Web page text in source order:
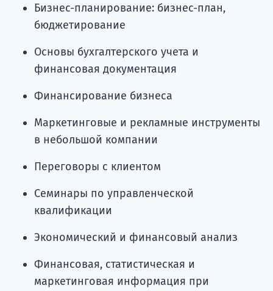
Бизнес-планирование: бизнес-план,
бюджетирование
Основы бухгалтерского учета и
финансовая документация
Финансирование бизнеса
Маркетинговые и рекламные инструменты
в небольшой компании
Переговоры с клиентом
Семинары по управленческой
квалификации
Экономический и финансовый анализ
Финансовая, статистическая и
маркетинговая информация при